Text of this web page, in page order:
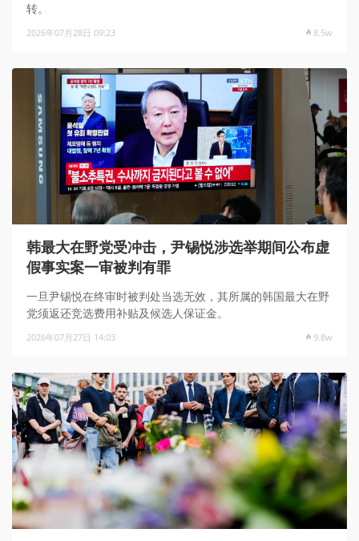
转。
2026年07月28日 09:23 8.5w
韩最大在野党受冲击，尹锡悦涉选举期间公布虚
假事实案一审被判有罪
一旦尹锡悦在终审时被判处当选无效，其所属的韩国最大在野
党须返还竞选费用补贴及候选人保证金。
2026年07月27日 14:03 9.8w